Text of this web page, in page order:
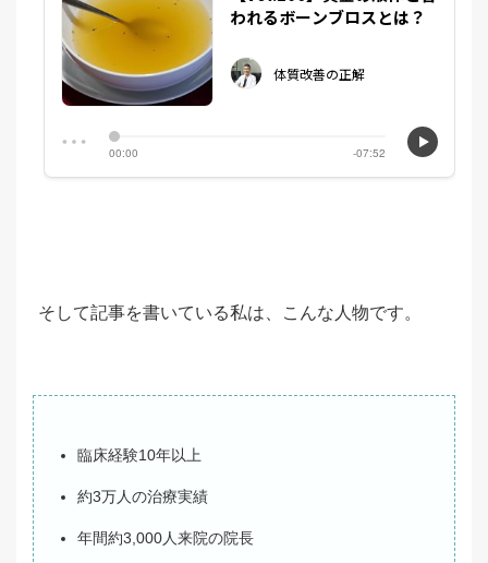
そして記事を書いている私は、こんな人物です。
臨床経験10年以上
約3万人の治療実績
年間約3,000人来院の院長